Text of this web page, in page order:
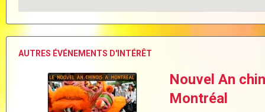
AUTRES ÉVÉNEMENTS D'INTÉRÊT
Nouvel An
Montréal